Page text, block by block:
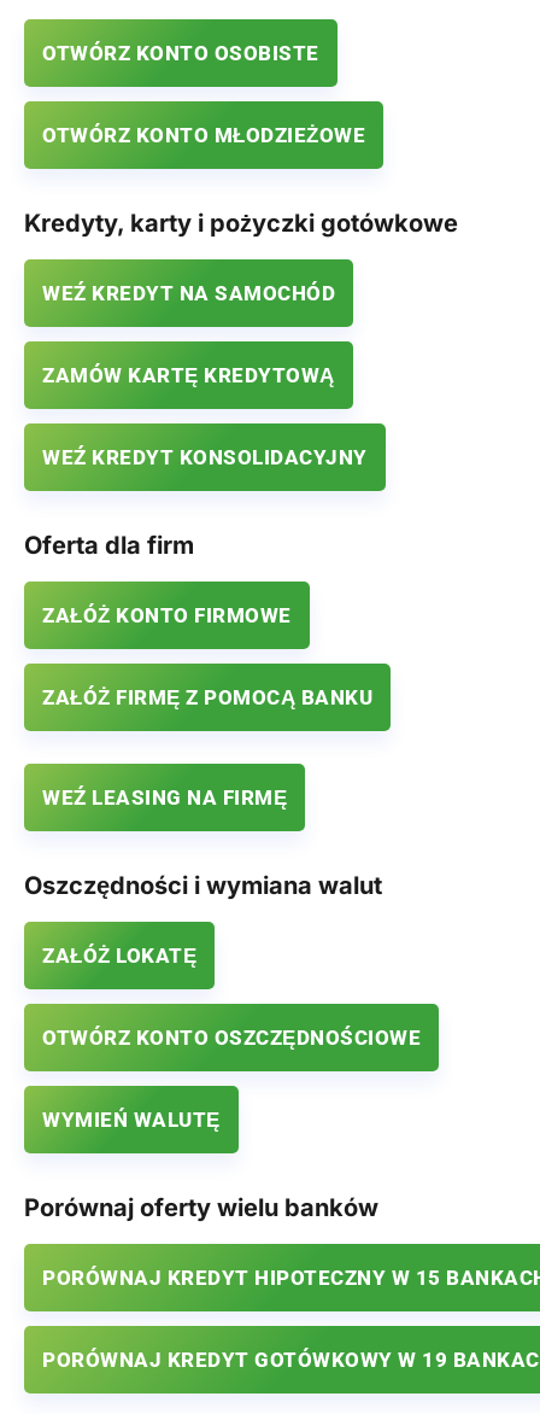
OTWÓRZ KONTO OSOBISTE
OTWÓRZ KONTO MŁODZIEŻOWE
Kredyty, karty i pożyczki gotówkowe
WEŹ KREDYT NA SAMOCHÓD
ZAMÓW KARTĘ KREDYTOWĄ
WEŹ KREDYT KONSOLIDACYJNY
Oferta dla firm
ZAŁÓŻ KONTO FIRMOWE
ZAŁÓŻ FIRMĘ Z POMOCĄ BANKU
WEŹ LEASING NA FIRMĘ
Oszczędności i wymiana walut
ZAŁÓŻ LOKATĘ
OTWÓRZ KONTO OSZCZĘDNOŚCIOWE
WYMIEŃ WALUTĘ
Porównaj oferty wielu banków
PORÓWNAJ KREDYT HIPOTECZNY W 15
PORÓWNAJ KREDYT GOTÓWKOWY W 19